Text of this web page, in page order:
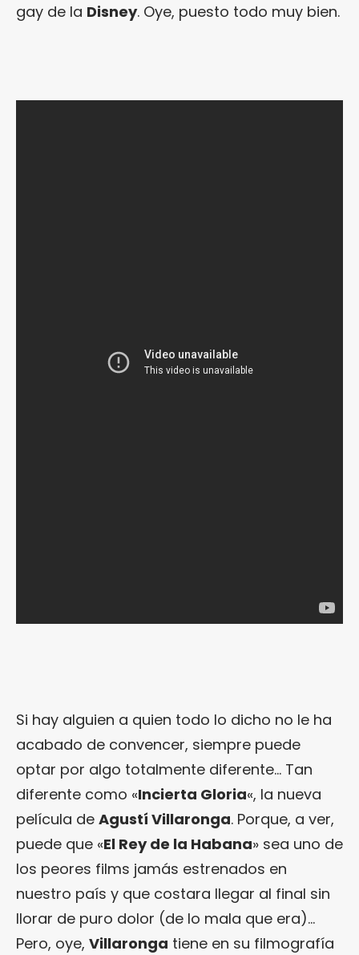
gay de la Disney. Oye, puesto todo muy bien.
Si hay alguien a quien todo lo dicho no le ha
acabado de convencer, siempre puede
optar por algo totalmente diferente… Tan
diferente como «Incierta Gloria«, la nueva
película de Agustí Villaronga. Porque, a ver,
puede que «El Rey de la Habana» sea uno de
los peores films jamás estrenados en
nuestro país y que costara llegar al final sin
llorar de puro dolor (de lo mala que era)…
Pero, oye, Villaronga tiene en su filmografía